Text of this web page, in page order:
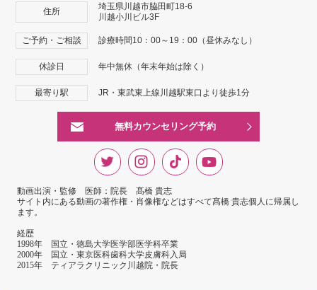
住所
埼玉県川越市脇田町18-6
川越小川ビル3F
ご予約・ご相談 診療時間10：00～19：00（昼休みなし）
休診日 年中無休（年末年始は除く）
最寄り駅 JR・東武東上線川越駅東口より徒歩1分
無料カウンセリング予約
動画出演・監修 医師：院長 髙橋 貴志
サイト内にある動画の著作権・肖像権などはすべて髙橋 貴志個人に帰属し
ます。
経歴
1998年 国立・徳島大学医学部医学科卒業
2000年 国立・東京医科歯科大学皮膚科入局
2015年 ティアラクリニック川越院・院長